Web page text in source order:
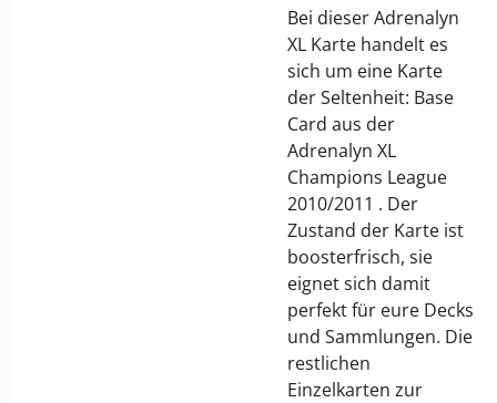
Bei dieser Adrenalyn
XL Karte handelt es
sich um eine Karte
der Seltenheit: Base
Card aus der
Adrenalyn XL
Champions League
2010/2011 . Der
Zustand der Karte ist
boosterfrisch, sie
eignet sich damit
perfekt für eure Decks
und Sammlungen. Die
restlichen
Einzelkarten zur